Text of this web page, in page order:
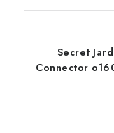
Secret
Connector